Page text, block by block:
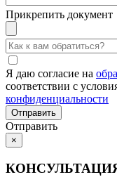
Прикрепить документ
Я даю согласие на
соответствии с
конфиденциальности
Отправить
×